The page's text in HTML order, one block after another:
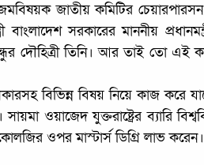
জাতীয় কমিটির
বাংলাদেশ সরকারের মাননীয়
দৌহিত্রী তিনি। আর তাই তো এই
বিভিন্ন বিষয় নিয়ে কাজ করে
ওয়াজেদ যুক্তরাষ্ট্রের ব্যারি
ওপর মাস্টার্স ডিগ্রি লাভ করেন।